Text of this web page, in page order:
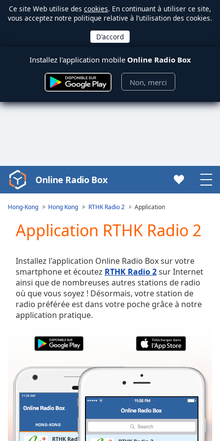
Ce site Web utilise des cookies. En continuant à utiliser ce site,
vous acceptez notre politique relative à l’utilisation des cookies.
Installez l'application mobile Online Radio Box
Non, merci
Video
Player
Play
Video
Skip
Backward
Skip
Forward
Mute
Current
Time0:00
Duration-:-
Stream
Type
LIVE
Seek to
currently
Remaining
Online Radio Box
Hong-Kong Hong Kong RTHK Radio 2 Application
Application RTHK Radio 2
Installez l'application Online Radio Box sur votre
smartphone et écoutez RTHK Radio 2sur Internet
ainsi que de nombreuses autres stations de radio
où que vous soyez ! Désormais, votre station de
radio préférée est dans votre poche grâce à notre
application pratique.
HONG-KONG
RTHK Radio 2